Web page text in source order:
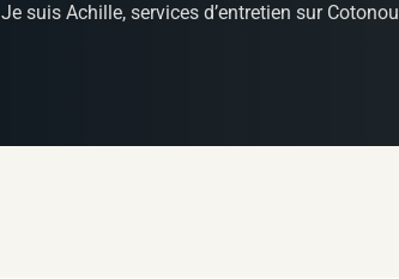
Je suis Achille, services d’entretien sur Cotonou